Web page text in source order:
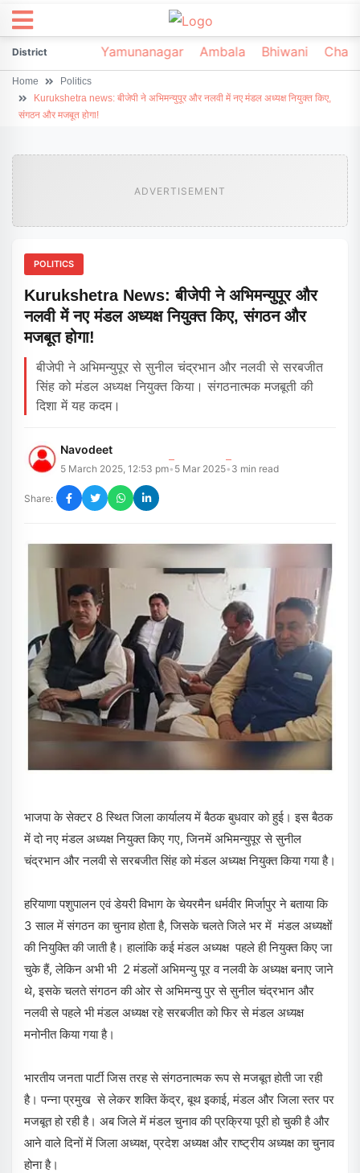
DistrictSonipat Yamunanagar Ambala Bhiwani
Home
Politics
Kurukshetra news: बीजेपी ने अभिमन्युपूर और नलवी में नए मंडल अध्यक्ष नियुक्त किए,
संगठन और मजबूत होगा!
ADVERTISEMENT
POLITICS
Kurukshetra News: बीजेपी ने अभिमन्युपूर और
नलवी में नए मंडल अध्यक्ष नियुक्त किए, संगठन और
मजबूत होगा!
बीजेपी ने अभिमन्युपूर से सुनील चंद्रभान और नलवी से सरबजीत
सिंह को मंडल अध्यक्ष नियुक्त किया। संगठनात्मक मजबूती की
दिशा में यह कदम।
Navodeet
5 March 2025, 12:53 pm• 5 Mar 2025• 3 min read
Share:
भाजपा के सेक्टर 8 स्थित जिला कार्यालय में बैठक बुधवार को हुई। इस बैठक
में दो नए मंडल अध्यक्ष नियुक्त किए गए, जिनमें अभिमन्युपूर से सुनील
चंद्रभान और नलवी से सरबजीत सिंह को मंडल अध्यक्ष नियुक्त किया गया है।
हरियाणा पशुपालन एवं डेयरी विभाग के चेयरमैन धर्मवीर मिर्जापुर ने बताया कि
3 साल में संगठन का चुनाव होता है, जिसके चलते जिले भर में मंडल अध्यक्षों
की नियुक्ति की जाती है। हालांकि कई मंडल अध्यक्ष पहले ही नियुक्त किए जा
चुके हैं, लेकिन अभी भी 2 मंडलों अभिमन्यु पूर व नलवी के अध्यक्ष बनाए जाने
थे, इसके चलते संगठन की ओर से अभिमन्यु पुर से सुनील चंद्रभान और
नलवी से पहले भी मंडल अध्यक्ष रहे सरबजीत को फिर से मंडल अध्यक्ष
मनोनीत किया गया है।
भारतीय जनता पार्टी जिस तरह से संगठनात्मक रूप से मजबूत होती जा रही
है। पन्ना प्रमुख से लेकर शक्ति केंद्र, बूथ इकाई, मंडल और जिला स्तर पर
मजबूत हो रही है। अब जिले में मंडल चुनाव की प्रक्रिया पूरी हो चुकी है और
आने वाले दिनों में जिला अध्यक्ष, प्रदेश अध्यक्ष और राष्ट्रीय अध्यक्ष का चुनाव
होना है।